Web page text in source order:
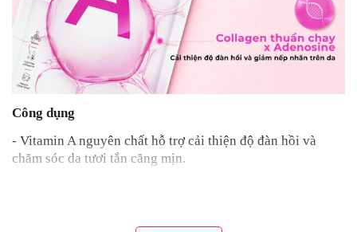
Công dụng
- Vitamin A nguyên chất hỗ trợ cải thiện độ đàn hồi và
chăm sóc da tươi tắn căng mịn.